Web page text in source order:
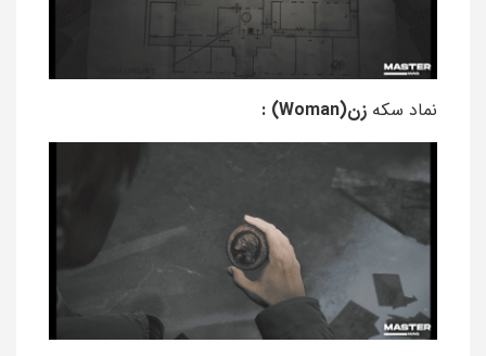
نماد سکه زن(Woman) :